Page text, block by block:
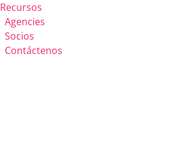
Recursos
Agencies
Socios
Contáctenos